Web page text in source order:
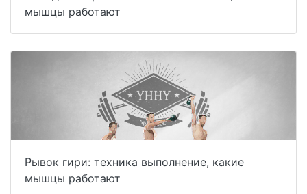
мышцы работают
Рывок гири: техника выполнение, какие
мышцы работают